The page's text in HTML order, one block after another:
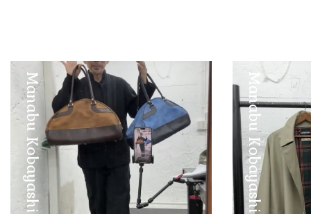
Manabu Kobayashi Manabu Kobayashi